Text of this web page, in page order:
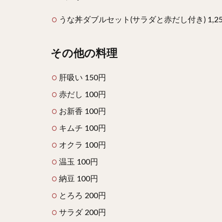
うな丼ダブルセット(サラダと赤だし付き)
その他の料理
肝吸い 150円
赤だし 100円
お新香 100円
キムチ 100円
オクラ 100円
温玉 100円
納豆 100円
とろろ 200円
サラダ 200円